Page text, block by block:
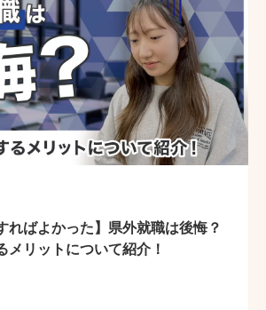
ればよかった】県外就職は後悔？
メリットについて紹介！